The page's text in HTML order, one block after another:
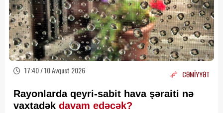
17:40 / 10 Avqust 2026 CƏMİYYƏT
Rayonlarda qeyri-sabit hava şəraiti nə
vaxtadək davam edəcək?